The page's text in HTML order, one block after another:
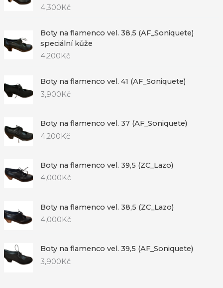
4,300Kč
Boty na flamenco vel. 38,5 (AF_Soniquete)
speciální kůže
4,200 Kč
Boty na flamenco vel. 41 (AF_Soniquete)
3,900Kč
Boty na flamenco vel. 37 (AF_Soniquete)
4,200Kč
Boty na flamenco vel. 39,5 (ZC_Lazo)
4,000 Kč
Boty na flamenco vel. 38,5 (ZC_Lazo)
4,000 Kč
Boty na flamenco vel. 39,5 (AF_Soniquete)
3,900Kč